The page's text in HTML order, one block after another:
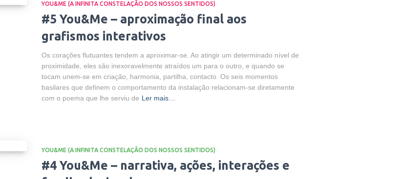
YOU&ME (A INFINITA CONSTELAÇÃO DOS NOSSOS SENTIDOS)
#5 You&Me – aproximação final aos
grafismos interativos
Os corações flutuantes tendem a aproximar-se. Ao atingir um determinado nível de
proximidade, eles são inexoravelmente atraídos um para o outro, e quando se
tocam unem-se em criação, harmonia, partilha, contacto. Os seis momentos
basilares que definem o comportamento da instalação relacionam-se diretamente
com o poema que lhe serviu de Ler mais…
YOU&ME (A INFINITA CONSTELAÇÃO DOS NOSSOS SENTIDOS)
#4 You&Me – narrativa, ações, interações e